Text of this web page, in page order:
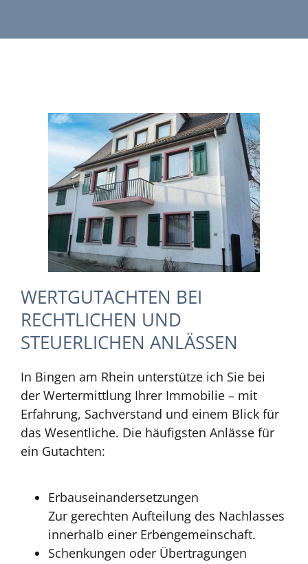
WERTGUTACHTEN BEI
RECHTLICHEN UND
STEUERLICHEN ANLÄSSEN
In Bingen am Rhein unterstütze ich Sie bei
der Wertermittlung Ihrer Immobilie – mit
Erfahrung, Sachverstand und einem Blick für
das Wesentliche. Die häufigsten Anlässe für
ein Gutachten:
Erbauseinandersetzungen
Zur gerechten Aufteilung des Nachlasses
innerhalb einer Erbengemeinschaft.
Schenkungen oder Übertragungen